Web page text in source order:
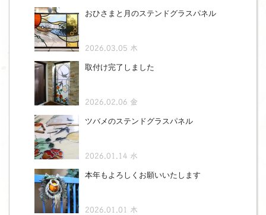
おひさまと月のステンドグラスパネル
2026.03.05 木
取付け完了しました
2026.02.06 金
ツバメのステンドグラスパネル
2026.01.14 水
本年もよろしくお願いいたします
2026.01.01 木